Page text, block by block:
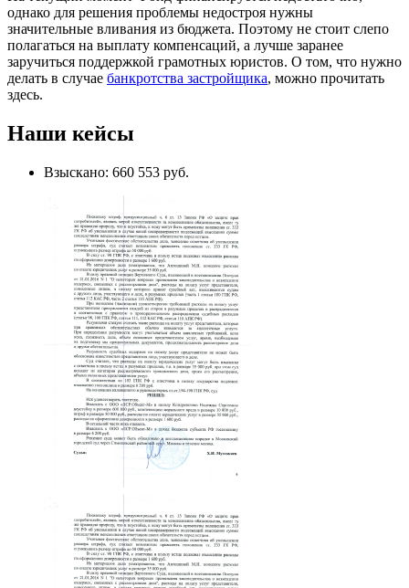
однако для решения проблемы недостроя нужны
значительные вливания из бюджета. Поэтому не стоит слепо
полагаться на выплату компенсаций, а лучше заранее
заручиться поддержкой грамотных юристов. О том, что нужно
делать в случае банкротства застройщика, можно прочитать
здесь.
Наши кейсы
Взыскано: 660 553 руб.